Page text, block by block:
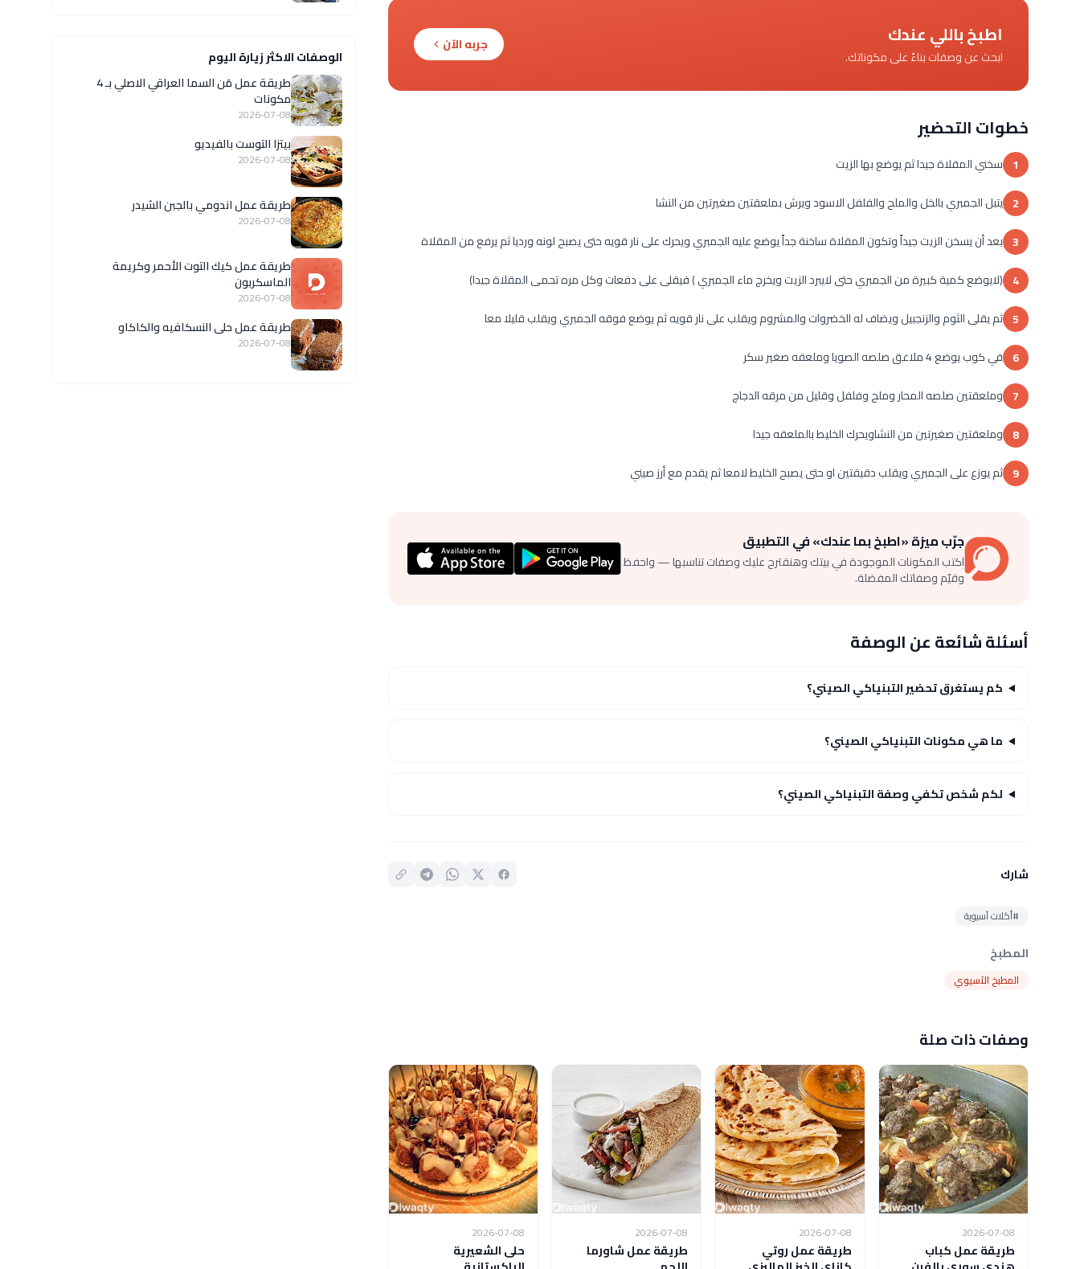
اطبخ باللي عندك
ابحث عن وصفات بناءً على مكوناتك.
جربه الآن
خطوات التحضير
1 سخني المقلاة جيدا ثم يوضع بها الزيت
2 يتبل الجمبري بالخل والملح والفلفل الاسود ويرش بملعقتين صغيرتين من النشا
3 بعد أن يسخن الزيت جيداً وتكون المقلاة ساخنة جداً يوضع عليه الجمبري ويحرك على نار قويه حتى يصبح لونه ورديا ثم يرفع من المقلاة
4 (لايوضع كمية كبيرة من الجمبري حتى لايبرد الزيت ويخرج ماء الجمبري ) فيقلى على دفعات وكل مره تحمى المقلاة جيدا)
5 ثم يقلى الثوم والزنجبيل ويضاف له الخضروات والمشروم ويقلب على نار قويه ثم يوضع فوقه الجمبري ويقلب قليلا معا
6 في كوب يوضع 4 ملاعق صلصه الصويا وملعقه صغير سكر
7 وملعقتين صلصه المحار وملح وفلفل وقليل من مرقه الدجاج
8 وملعقتين صغيرتين من النشاويحرك الخليط بالملعقه جيدا
9 ثم يوزع على الجمبري ويقلب دقيقتين او حتى يصبح الخليط لامعا ثم يقدم مع أرز صيني
جرّب ميزة «اطبخ بما عندك» في التطبيق
اكتب المكونات الموجودة في بيتك وهنقترح عليك وصفات تناسبها — واحفظ
وقيّم وصفاتك المفضلة.
أسئلة شائعة عن الوصفة
كم يستغرق تحضير التبنياكي الصيني؟
ما هي مكونات التبنياكي الصيني؟
لكم شخص تكفي وصفة التبنياكي الصيني؟
شارك
#أكلات آسيوية
المطبخ
المطبخ الآسيوي
وصفات ذات صلة
2026-07-08
طريقة عمل كباب
2026-07-08
طريقة عمل روتي
2026-07-08
طريقة عمل شاورما
2026-07-08
حلى الشعيرية
الوصفات الاكثر زيارة اليوم
طريقة عمل مَن السما العراقي الاصلي بـ 4
مكونات
2026-07-08
بيتزا التوست بالفيديو
2026-07-08
طريقة عمل اندومي بالجبن الشيدر
2026-07-08
طريقة عمل كيك التوت الأحمر وكريمة
الماسكربون
2026-07-08
طريقة عمل حلى النسكافيه والكاكاو
2026-07-08